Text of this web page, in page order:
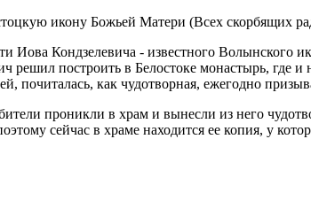
икону Божьей Матери (Всех скорбящих
Иова Кондзелевича - известного Волынского
построить в Белостоке монастырь, где
почиталась, как чудотворная, ежегодно
проникли в храм и вынесли из него
сейчас в храме находится ее копия, у